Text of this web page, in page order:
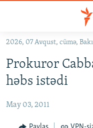
Əsas
qayıt
Əsas
qayıt
#ƏSLINDƏ
FƏRQƏ BAX
2026, 07 Avqust, cümə,
Prokuror
həbs istədi
May 03, 2011